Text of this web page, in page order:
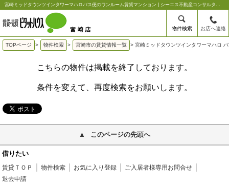
宮崎ミッドタウンツインタワーマハロバス便のワンルーム賃貸マンション | シーエス不動産コンサルタンツ【ピタットハウス宮崎店】
物件検索 お店へ連絡
TOPページ > 物件検索 > 宮崎市の賃貸情報一覧 > 宮崎ミッドタウンツインタワーマハロ
こちらの物件は掲載を終了しております。
条件を変えて、再度検索をお願いします。
このページの先頭へ
借りたい
賃貸ＴＯＰ 物件検索 お気に入り登録
ご入居者様専用お問合せ
退去申請